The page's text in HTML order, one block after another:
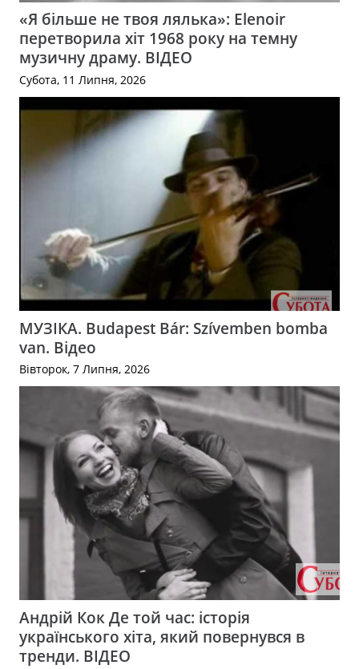
«Я більше не твоя лялька»: Elenoir
перетворила хіт 1968 року на темну
музичну драму. ВІДЕО
Субота, 11 Липня, 2026
МУЗІКА. Budapest Bár: Szívemben bomba
van. Відео
Вівторок, 7 Липня, 2026
Андрій Кок Де той час: історія
українського хіта, який повернувся в
тренди. ВІДЕО